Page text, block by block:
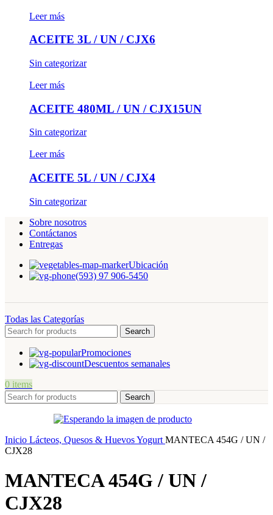
Leer más
ACEITE 3L / UN / CJX6
Sin categorizar
Leer más
ACEITE 480ML / UN / CJX15UN
Sin categorizar
Leer más
ACEITE 5L / UN / CJX4
Sin categorizar
Sobre nosotros
Contáctanos
Entregas
Ubicación
(593) 97 906-5450
Todas las Categorías
Search
Promociones
Descuentos semanales
0 items
Search
Inicio Lácteos, Quesos & HuevosYogurt MANTECA 454G / UN /
CJX28
MANTECA 454G / UN /
CJX28